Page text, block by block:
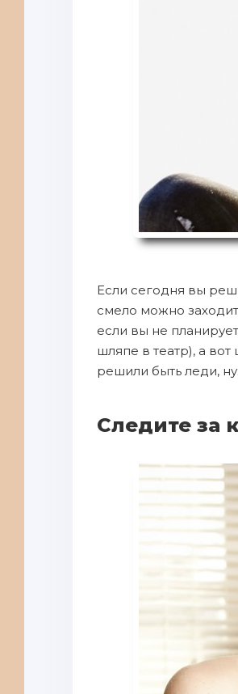
Если сегодня вы
смело можно
если вы не
шляпе в театр), а
решили быть леди,
Следите за